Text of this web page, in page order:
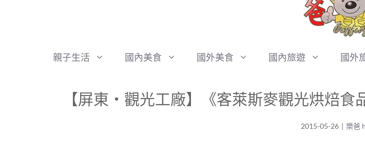
親子生活 國內美食 國外美食 國內旅遊 國外
【屏東‧觀光工廠】《客萊斯麥觀光烘焙食
2015-05-26 | 樂爸